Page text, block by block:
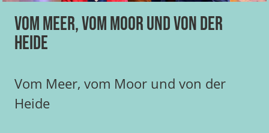
Vom Meer, vom Moor und von der
Heide
Vom Meer, vom Moor und von der
Heide